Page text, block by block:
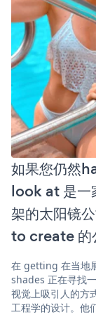
如果您仍然
look at 是一
架的太阳镜
to create 的
在 getting 在当地
shades 正在寻找
视觉上吸引人的方
工程学的设计。他